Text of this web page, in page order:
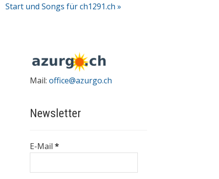
Start und Songs für ch1291.ch »
Mail:office@azurgo.ch
Newsletter
E-Mail*